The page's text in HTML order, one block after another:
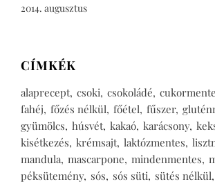
2014. augusztus
CÍMKÉK
alaprecept csoki csokoládé
fahéj főzés nélkül főétel fűszer
gyümölcs húsvét kakaó karácsony
kisétkezés krémsajt laktózmentes
mandula mascarpone mindenmentes
péksütemény sós sós süti sütés nélkül